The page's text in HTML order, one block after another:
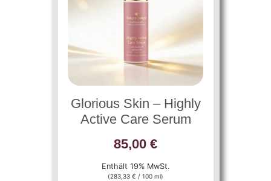
Glorious Skin – Highly
Active Care Serum
85,00 €
Enthält 19% MwSt.
(283,33 € / 100 ml)